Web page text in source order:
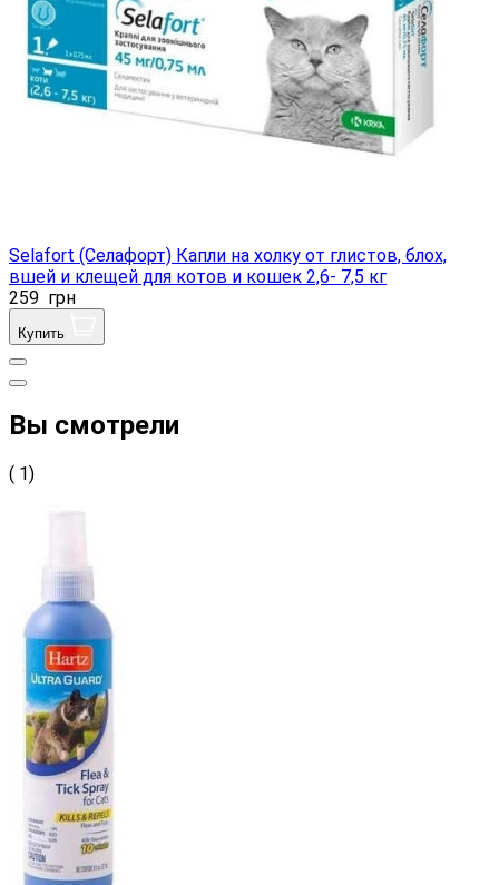
Selafort (Селафорт) Капли на холку от глистов, блох,
вшей и клещей для котов и кошек 2,6- 7,5 кг
259 грн
Купить
Вы смотрели
( 1)